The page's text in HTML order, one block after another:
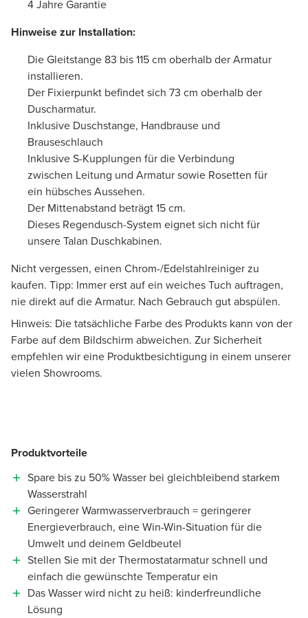
4 Jahre Garantie
Hinweise zur Installation:
Die Gleitstange 83 bis 115 cm oberhalb der Armatur
installieren.
Der Fixierpunkt befindet sich 73 cm oberhalb der
Duscharmatur.
Inklusive Duschstange, Handbrause und
Brauseschlauch
Inklusive S-Kupplungen für die Verbindung
zwischen Leitung und Armatur sowie Rosetten für
ein hübsches Aussehen.
Der Mittenabstand beträgt 15 cm.
Dieses Regendusch-System eignet sich nicht für
unsere Talan Duschkabinen.
Nicht vergessen, einen Chrom-/Edelstahlreiniger zu
kaufen. Tipp: Immer erst auf ein weiches Tuch auftragen,
nie direkt auf die Armatur. Nach Gebrauch gut abspülen.
Hinweis: Die tatsächliche Farbe des Produkts kann von der
Farbe auf dem Bildschirm abweichen. Zur Sicherheit
empfehlen wir eine Produktbesichtigung in einem unserer
vielen Showrooms.
Produktvorteile
Spare bis zu 50% Wasser bei gleichbleibend starkem
Wasserstrahl
Geringerer Warmwasserverbrauch = geringerer
Energieverbrauch, eine Win-Win-Situation für die
Umwelt und deinem Geldbeutel
Stellen Sie mit der Thermostatarmatur schnell und
einfach die gewünschte Temperatur ein
Das Wasser wird nicht zu heiß: kinderfreundliche
Lösung